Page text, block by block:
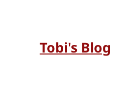
Tobi's Blog